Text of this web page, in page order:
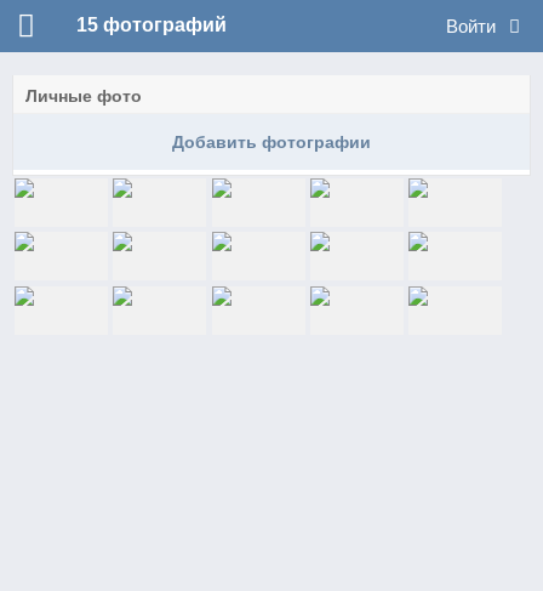
Войти
15 фотографий
Личные фото
Добавить фотографии